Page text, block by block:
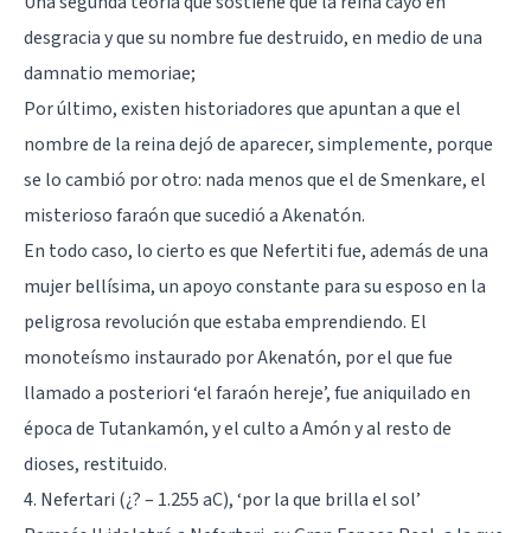
desgracia y que su nombre fue destruido, en medio de una
damnatio memoriae;
Por último, existen historiadores que apuntan a que el
nombre de la reina dejó de aparecer, simplemente, porque
se lo cambió por otro: nada menos que el de Smenkare, el
misterioso faraón que sucedió a Akenatón.
En todo caso, lo cierto es que Nefertiti fue, además de una
mujer bellísima, un apoyo constante para su esposo en la
peligrosa revolución que estaba emprendiendo. El
monoteísmo instaurado por Akenatón, por el que fue
llamado a posteriori ‘el faraón hereje’, fue aniquilado en
época de Tutankamón, y el culto a Amón y al resto de
dioses, restituido.
4. Nefertari (¿? – 1.255 aC), ‘por la que brilla el sol’